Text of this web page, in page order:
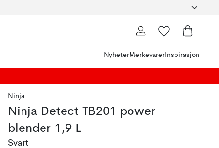
NyheterMerkevarer Inspirasjon
Ninja
Ninja Detect TB201 power
blender 1,9 L
Svart